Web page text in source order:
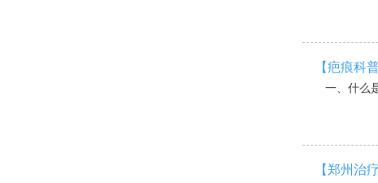
【疤痕科
一、什么
【郑州治